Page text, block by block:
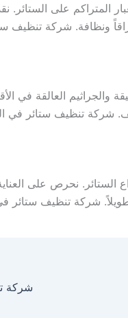
المتراكم على الستائر.
ونظافة. شركة تنظيف
والجراثيم العالقة في
شركة تنظيف ستائر في
نحرص على
شركة تنظيف ستائر
شركة